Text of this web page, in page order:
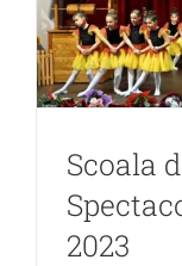
Scoala
2023